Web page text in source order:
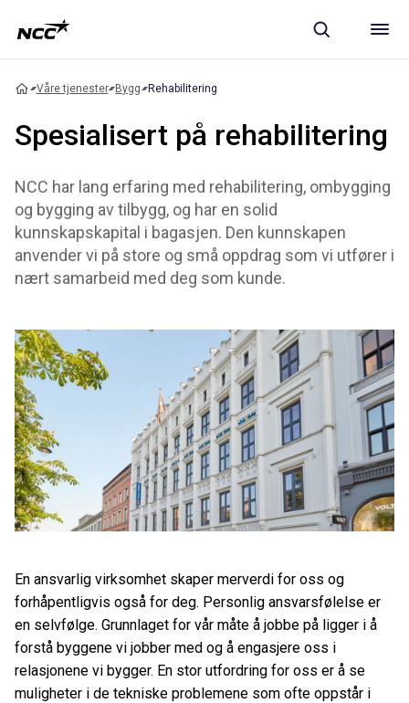
Våre tjenester Bygg Rehabilitering
Spesialisert på rehabilitering
NCC har lang erfaring med rehabilitering, ombygging
og bygging av tilbygg, og har en solid
kunnskapskapital i bagasjen. Den kunnskapen
anvender vi på store og små oppdrag som vi utfører i
nært samarbeid med deg som kunde.
En ansvarlig virksomhet skaper merverdi for oss og
forhåpentligvis også for deg. Personlig ansvarsfølelse er
en selvfølge. Grunnlaget for vår måte å jobbe på ligger i å
forstå byggene vi jobber med og å engasjere oss i
relasjonene vi bygger. En stor utfordring for oss er å se
muligheter i de tekniske problemene som ofte oppstår i